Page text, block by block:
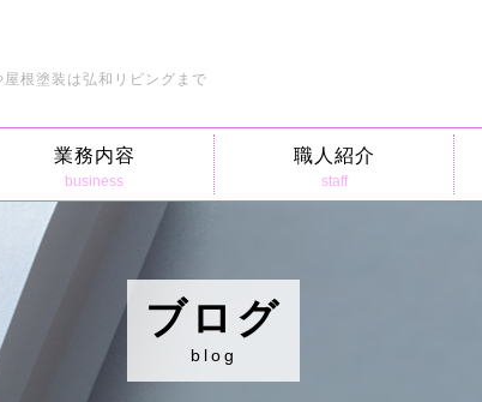
根塗装は弘和リビングまで
業務内容
business
職人紹介
staff
ブログ
blog